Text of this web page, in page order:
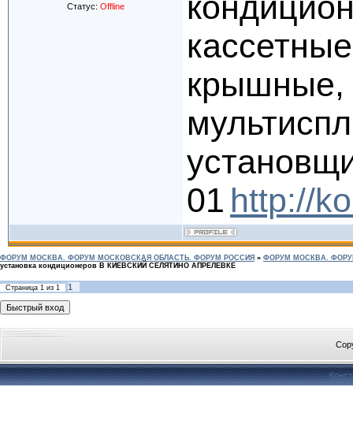
Статус: Offline
крышные,
01 http://
ФОРУМ МОСКВА. ФОРУМ МОСКОВСКАЯ ОБЛАСТЬ. ФОРУМ РОССИЯ » ФОРУМ МОСКВА.
установка кондиционеров В КИЕВСКИЙ СЕЛЯТИНО АПРЕЛЕВКЕ
Страница 1 из 1 1